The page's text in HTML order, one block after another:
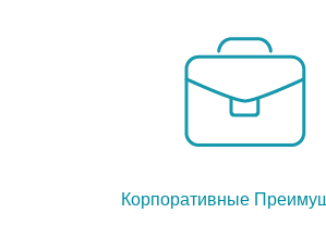
Корпоративные